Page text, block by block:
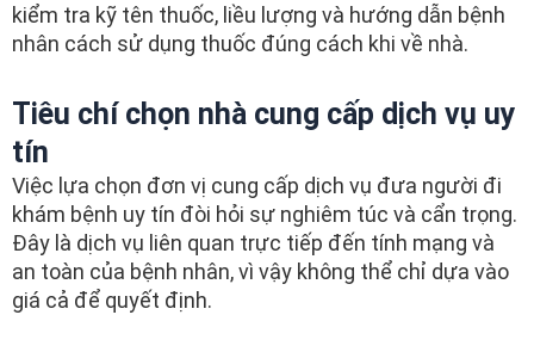
kiểm tra kỹ tên thuốc, liều lượng và hướng dẫn bệnh
nhân cách sử dụng thuốc đúng cách khi về nhà.
Tiêu chí chọn nhà cung cấp dịch vụ uy
tín
Việc lựa chọn đơn vị cung cấp dịch vụ đưa người đi
khám bệnh uy tín đòi hỏi sự nghiêm túc và cẩn trọng.
Đây là dịch vụ liên quan trực tiếp đến tính mạng và
an toàn của bệnh nhân, vì vậy không thể chỉ dựa vào
giá cả để quyết định.